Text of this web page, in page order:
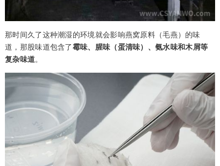
那时间久了这种潮湿的环境就会影响燕窝原料（毛燕）的味
道，那股味道包含了霉味、腥味（蛋清味）、氨水味和木屑等
复杂味道。